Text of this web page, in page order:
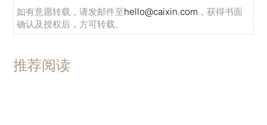
如有意愿转载，请发邮件至hello@caixin.com ，获得书面
确认及授权后，方可转载。
推荐阅读